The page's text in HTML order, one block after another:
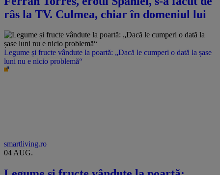
râs la TV. Culmea, chiar în domeniul lui
Legume și fructe vândute la poartă: „Dacă le cumperi o dată la șase
luni nu e nicio problemă“
smartliving.ro
04 AUG.